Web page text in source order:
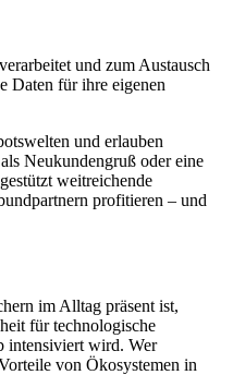
und zum Austausch
Daten für ihre eigenen
und erlauben
Neukundengruß oder eine
weitreichende
profitieren – und
im Alltag präsent ist,
für technologische
intensiviert wird. Wer
von Ökosystemen in